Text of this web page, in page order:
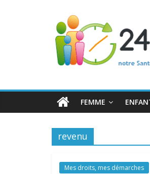
24h
Santé
toute
famille
FEMME
revenu
Mes droits, mes démarches